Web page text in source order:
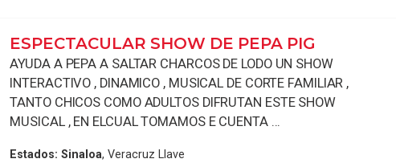
ESPECTACULAR SHOW DE PEPA PIG
AYUDA A PEPA A SALTAR CHARCOS DE LODO UN SHOW
INTERACTIVO , DINAMICO , MUSICAL DE CORTE FAMILIAR ,
TANTO CHICOS COMO ADULTOS DIFRUTAN ESTE SHOW
MUSICAL , EN ELCUAL TOMAMOS E CUENTA ...
Estados: Sinaloa, Veracruz Llave